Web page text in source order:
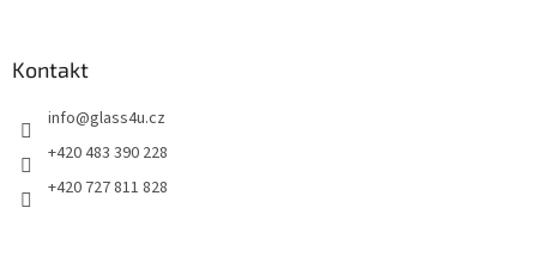
Kontakt
info@glass4u.cz
+420 483 390 228
+420 727 811 828